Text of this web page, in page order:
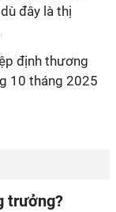
đây là thị
định thương
10 tháng 2025
trưởng?